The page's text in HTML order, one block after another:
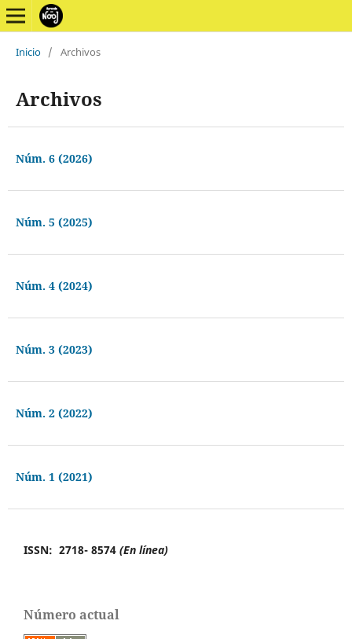
Inicio / Archivos
Archivos
Núm. 6 (2026)
Núm. 5 (2025)
Núm. 4 (2024)
Núm. 3 (2023)
Núm. 2 (2022)
Núm. 1 (2021)
ISSN: 2718- 8574 (En línea)
Número actual